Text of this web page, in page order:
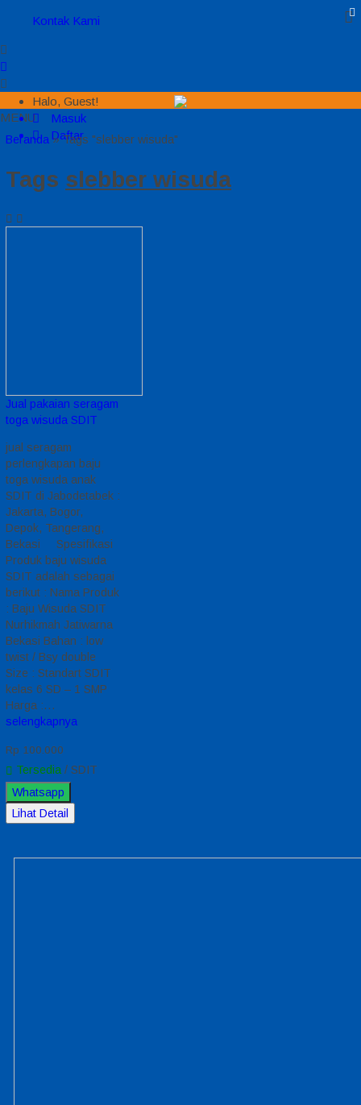
Kontak Kami
Halo, Guest!
Masuk
Daftar
MENU
Beranda »Tags "slebber wisuda"
Tags slebber wisuda
Jual pakaian seragam
toga wisuda SDIT
jual seragam
perlengkapan baju
toga wisuda anak
SDIT di Jabodetabek :
Jakarta, Bogor,
Depok, Tangerang,
Bekasi Spesifikasi
Produk baju wisuda
SDIT adalah sebagai
berikut : Nama Produk
: Baju Wisuda SDIT
Nurhikmah Jatiwarna
Bekasi Bahan : low
twist / Bsy double
Size : Standart SDIT
kelas 6 SD – 1 SMP
Harga :…
selengkapnya
Rp 100.000
Tersedia / SDIT
Whatsapp
Lihat Detail